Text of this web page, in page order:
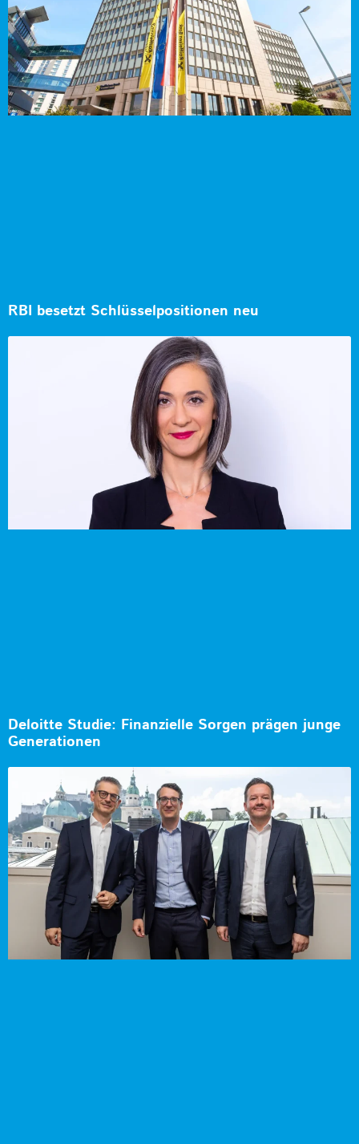
RBI besetzt Schlüsselpositionen neu
Deloitte Studie: Finanzielle Sorgen prägen junge
Generationen